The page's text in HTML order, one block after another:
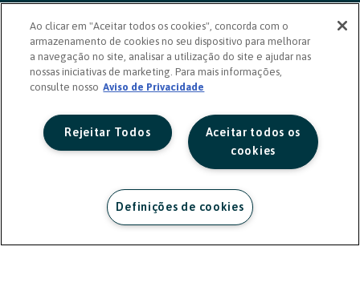
SAC 24 horas-0800 724 4420
Ouvidoria
0800 725 0996
(de segunda a sexta, das 8h às 20h)
ouvidoriasicoob.com.br
Deficientes auditivos ou de fala
Ao clicar em "Aceitar todos os cookies", concorda com o
armazenamento de cookies no seu dispositivo para melhorar
a navegação no site, analisar a utilização do site e ajudar nas
nossas iniciativas de marketing. Para mais informações,
consulte nosso Aviso de Privacidade
Aceitar todos os
cookies
Rejeitar Todos
Definições de cookies